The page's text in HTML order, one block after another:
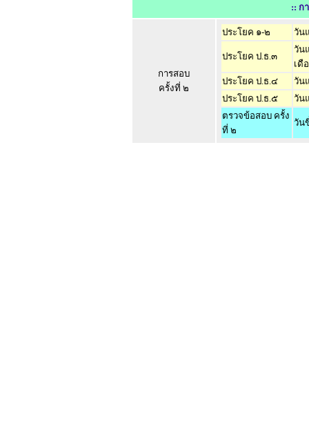
:: ก
การสอบ
ครั้งที่ ๒
ประโยค ๑-๒ วัน
ประโยค ป.ธ.๓
วัน
เดื
ประโยค ป.ธ.๔
วัน
ประโยค ป.ธ.๕
วัน
ตรวจข้อสอบ ครั้ง
ที่ ๒
วัน